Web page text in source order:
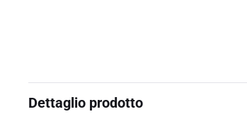
Dettaglio prodotto